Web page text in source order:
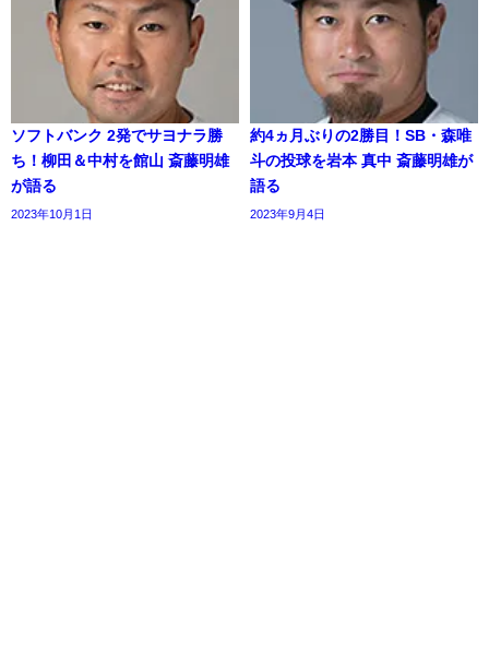
ソフトバンク 2発でサヨナラ勝
ち！柳田＆中村を館山 斎藤明雄
が語る
2023年10月1日
約4ヵ月ぶりの2勝目！SB・森唯
斗の投球を岩本 真中 斎藤明雄が
語る
2023年9月4日